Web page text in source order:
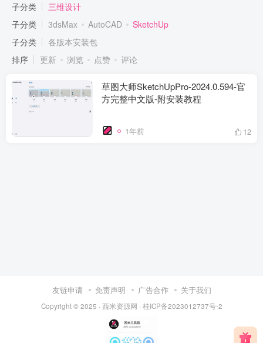
子分类
三维设计
子分类
3dsMax AutoCAD
SketchUp
子分类
各版本安装包
排序
更新 浏览 点赞 评论
草图大师SketchUpPro-2024.0.594-官
方完整中文版-附安装教程
1年前 12
友链申请 免责声明 广告合作 关于我们
Copyright © 2025 · 西米资源网 · 桂ICP备2023012737号-2